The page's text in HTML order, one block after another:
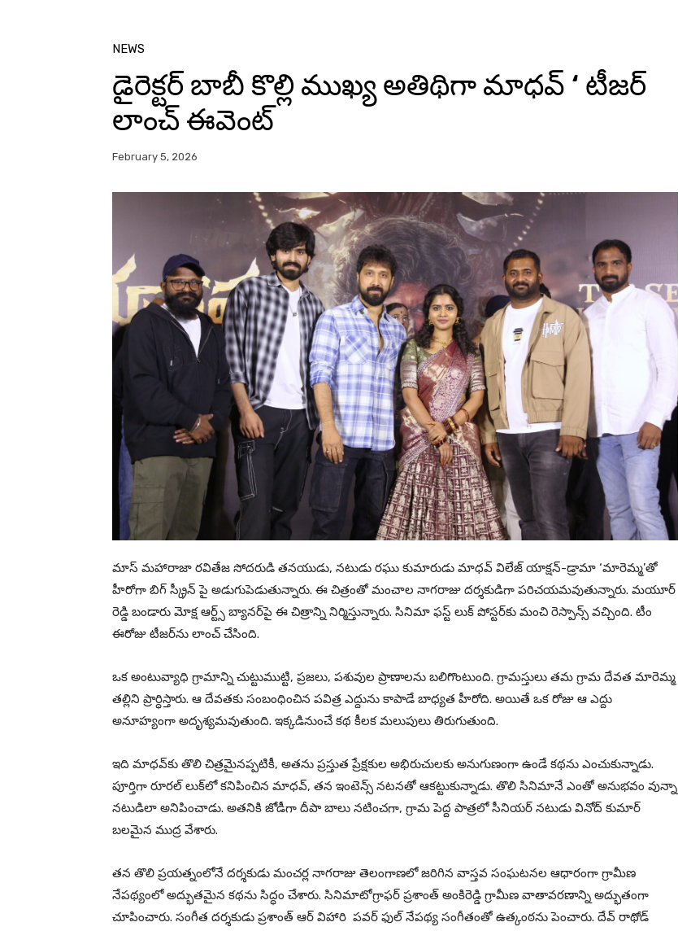
NEWS
డైరెక్టర్ బాబీ కొల్లి ముఖ్య అతిథిగా మాధవ్ ‘ టీజర్
లాంచ్ ఈవెంట్
February 5, 2026
మాస్ మహారాజా రవితేజ సోదరుడి తనయుడు, నటుడు రఘు కుమారుడు మాధవ్ విలేజ్ యాక్షన్-డ్రామా ‘మారెమ్మ’తో
హీరోగా బిగ్ స్క్రీన్ పై అడుగుపెడుతున్నారు. ఈ చిత్రంతో మంచాల నాగరాజు దర్శకుడిగా పరిచయమవుతున్నారు. మయూర్
రెడ్డి బండారు మోక్ష ఆర్ట్స్ బ్యానర్‌పై ఈ చిత్రాన్ని నిర్మిస్తున్నారు. సినిమా ఫస్ట్ లుక్ పోస్టర్‌కు మంచి రెస్పాన్స్ వచ్చింది. టీం
ఈరోజు టీజర్‌ను లాంచ్ చేసింది.
ఒక అంటువ్యాధి గ్రామాన్ని చుట్టుముట్టి, ప్రజలు, పశువుల ప్రాణాలను బలిగొంటుంది. గ్రామస్తులు తమ గ్రామ దేవత మారెమ్మ
తల్లిని ప్రార్ధిస్తారు. ఆ దేవతకు సంబంధించిన పవిత్ర ఎద్దును కాపాడే బాధ్యత హీరోది. అయితే ఒక రోజు ఆ ఎద్దు
అనూహ్యంగా అదృశ్యమవుతుంది. ఇక్కడినుంచే కథ కీలక మలుపులు తిరుగుతుంది.
ఇది మాధవ్‌కు తొలి చిత్రమైనప్పటికీ, అతను ప్రస్తుత ప్రేక్షకుల అభిరుచులకు అనుగుణంగా ఉండే కథను ఎంచుకున్నాడు.
పూర్తిగా రూరల్ లుక్‌లో కనిపించిన మాధవ్, తన ఇంటెన్స్ నటనతో ఆకట్టుకున్నాడు. తొలి సినిమానే ఎంతో అనుభవం వున్నా
నటుడిలా అనిపించాడు. అతనికి జోడీగా దీపా బాలు నటించగా, గ్రామ పెద్ద పాత్రలో సీనియర్ నటుడు వినోద్ కుమార్
బలమైన ముద్ర వేశారు.
తన తొలి ప్రయత్నంలోనే దర్శకుడు మంచర్ల నాగరాజు తెలంగాణలో జరిగిన వాస్తవ సంఘటనల ఆధారంగా గ్రామీణ
నేపథ్యంలో అద్భుతమైన కథను సిద్ధం చేశారు. సినిమాటోగ్రాఫర్ ప్రశాంత్ అంకిరెడ్డి గ్రామీణ వాతావరణాన్ని అద్భుతంగా
చూపించారు. సంగీత దర్శకుడు ప్రశాంత్ ఆర్ విహారి పవర్ ఫుల్ నేపథ్య సంగీతంతో ఉత్కంఠను పెంచారు. దేవ్ రాథోడ్